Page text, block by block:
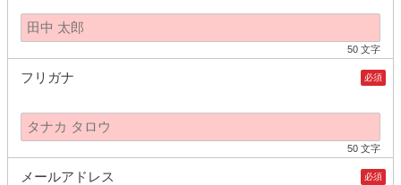
50 文字
フリガナ 必須
50 文字
メールアドレス 必須